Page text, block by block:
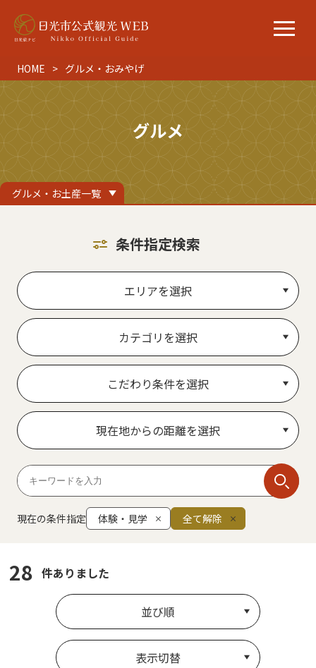
HOME グルメ・おみやげ
グルメ
グルメ・お土産一覧
条件指定検索
エリアを選択
カテゴリを選択
こだわり条件を選択
現在地からの距離を選択
現在の条件指定 体験・見学 全て解除
28 件ありました
並び順
表示切替